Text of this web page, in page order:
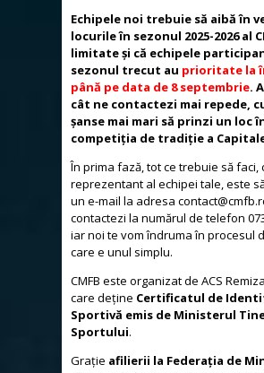
Echipele noi trebuie să aibă în
locurile în sezonul 2025-2026 al
limitate și că echipele
sezonul trecut au prioritate la
până pe data de 8 septembrie.
cât ne contactezi mai repede,
șanse mai mari să prinzi un loc
competiția de tradiție a
În prima fază, tot ce trebuie să faci,
reprezentant al echipei tale, este
un e-mail la adresa
contactezi la numărul de telefon
iar noi te vom îndruma în procesul
care e unul simplu.
CMFB este organizat de ACS
care deține Certificatul de
Sportivă emis de Ministerul
Sportului.
Grație afilierii la Federația de